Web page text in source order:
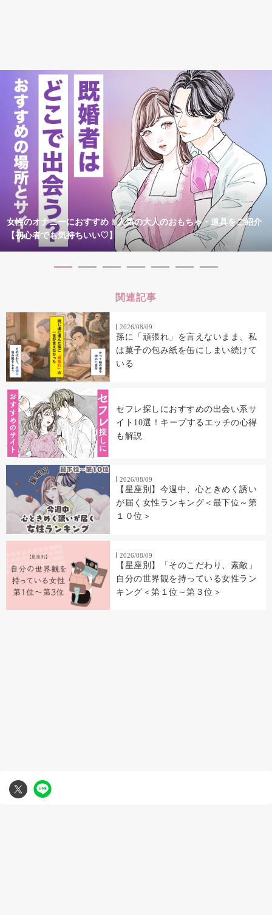
女性のオナニーにおすすめ！人気の大人のおもちゃ・道具をご紹介
【初心者でも気持ちいい♡】
関連記事
2026/08/09
孫に「頑張れ」を言えないまま、私
は菓子の包み紙を缶にしまい続けて
いる
セフレ探しにおすすめの出会い系サ
イト10選！キープするエッチの心得
も解説
2026/08/09
【星座別】今週中、心ときめく誘い
が届く女性ランキング＜最下位～第
１０位＞
2026/08/09
【星座別】「そのこだわり、素敵」
自分の世界観を持っている女性ラン
キング＜第１位～第３位＞